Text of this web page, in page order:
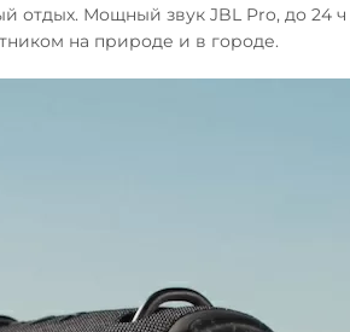
отдых. Мощный звук JBL Pro, до 24
на природе и в городе.